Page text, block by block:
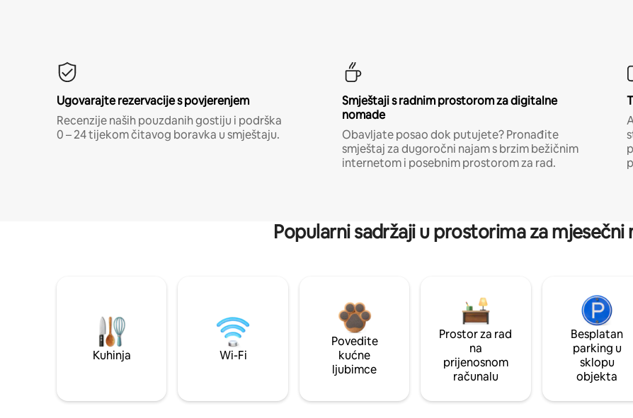
Ugovarajte rezervacije s povjerenjem
Recenzije naših pouzdanih gostiju i podrška
0 – 24 tijekom čitavog boravka u smještaju.
Smještaji s radnim prostorom za digitalne
nomade
Obavljate posao dok putujete? Pronađite
smještaj za dugoročni najam s brzim bežičnim
internetom i posebnim prostorom za rad.
Popularni sadržaji u prostorima za mjesečni
Kuhinja Wi-Fi
Povedite
kućne
ljubimce
Prostor za rad
na
prijenosnom
računalu
Besplatan
parking u
sklopu
objekta